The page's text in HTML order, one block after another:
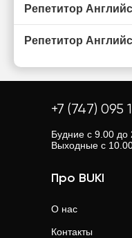
Репетитор
Репетитор
+7 (747) 095
Будние с 9.00 до
Выходные с
Про BUKI
О нас
Контакты